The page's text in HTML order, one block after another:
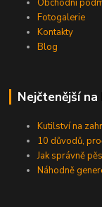
Fotogalerie
Kontakty
Blog
Nejčtenější
Kutilství na
10 důvodů,
Jak správně
Náhodně